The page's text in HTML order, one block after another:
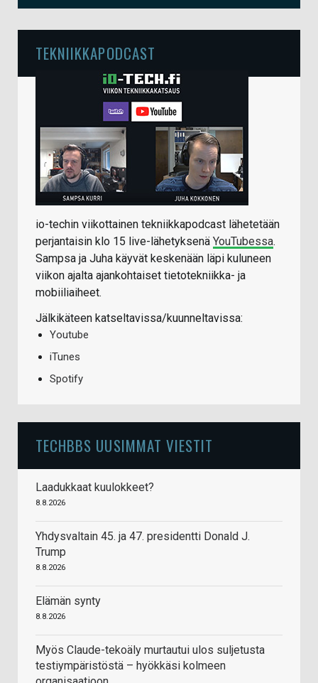
TEKNIIKKAPODCAST
io-techin viikottainen tekniikkapodcast lähetetään
perjantaisin klo 15 live-lähetyksenä YouTubessa.
Sampsa ja Juha käyvät keskenään läpi kuluneen
viikon ajalta ajankohtaiset tietotekniikka- ja
mobiiliaiheet.
Jälkikäteen katseltavissa/kuunneltavissa:
Youtube
iTunes
Spotify
TECHBBS UUSIMMAT VIESTIT
Laadukkaat kuulokkeet?
8.8.2026
Yhdysvaltain 45. ja 47. presidentti Donald J.
Trump
8.8.2026
Elämän synty
8.8.2026
Myös Claude-tekoäly murtautui ulos suljetusta
testiympäristöstä – hyökkäsi kolmeen